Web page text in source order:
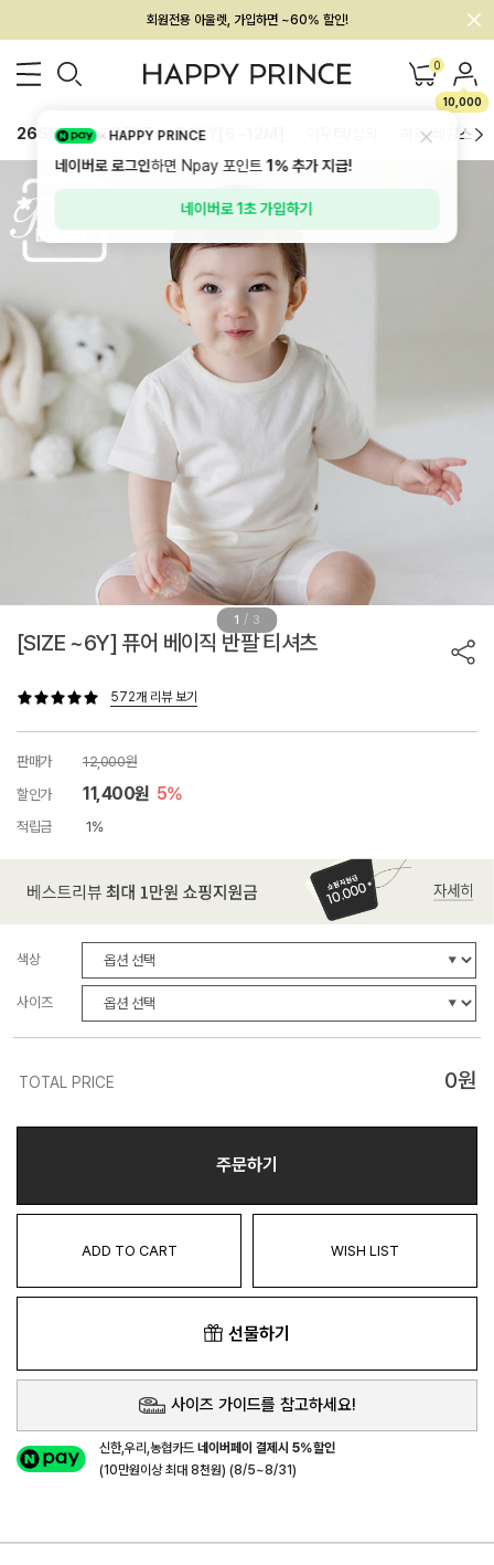
회원전용 아울렛, 가입하면 ~60% 할인!
멤버십 최대 28,000원 혜택 0
10,000
26SS 신상 BEST BABY[6~12M] 하의/레깅스
1 / 3
[SIZE ~6Y] 퓨어 베이직 반팔 티셔츠
572개 리뷰 보기
판매가
12,000원
할인가
11,400원 5%
적립금 1%
색상
사이즈
TOTAL PRICE 0원
주문하기
ADD TO CART WISH LIST
선물하기
사이즈 가이드를 참고하세요!
신한,우리,농협카드네이버페이 결제시 5%할인
(10만원이상 최대 8천원) (8/5~8/31)
HAPPY PRINCE
네이버로 로그인하면 Npay 포인트1%추가 지급!
네이버로 1초 가입하기